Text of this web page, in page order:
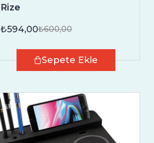
Rize
₺594,00₺600,00
Sepete Ekle